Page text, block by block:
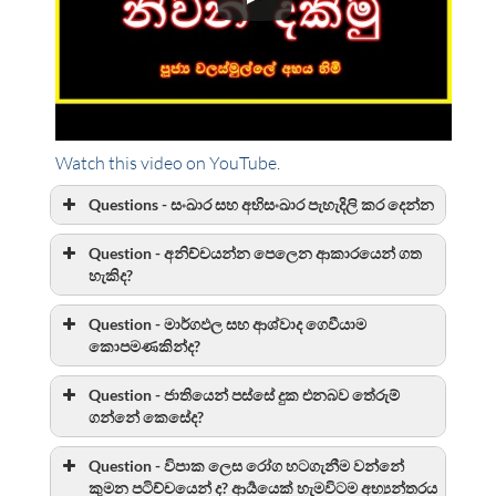
Watch this video on YouTube.
Questions - සංඛාර සහ අභිසංඛාර පැහැදිලි කර දෙන්න
Question - අනිච්චයන්න පෙලෙන ආකාරයෙන් ගත
හැකිද?
Question - මාර්ගඵල සහ ආශ්වාද ගෙවීයාම
කොපමණකින්ද?
Question - ජාතියෙන් පස්සේ දුක එනබව තේරුම්
ගන්නේ කෙසේද?
Question - විපාක ලෙස රෝග හටගැනීම වන්නේ
කුමන පටිච්චයෙන් ද? ආර්‍යයෙක් හැමවිටම අභ්‍යන්තරය